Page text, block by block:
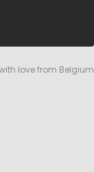
love from Belgium